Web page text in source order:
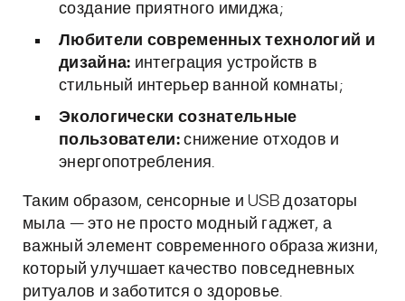
создание приятного имиджа;
Любители современных технологий и
дизайна: интеграция устройств в
стильный интерьер ванной комнаты;
Экологически сознательные
пользователи:снижение отходов и
энергопотребления.
Таким образом, сенсорные и USB дозаторы
мыла — это не просто модный гаджет, а
важный элемент современного образа жизни,
который улучшает качество повседневных
ритуалов и заботится о здоровье.